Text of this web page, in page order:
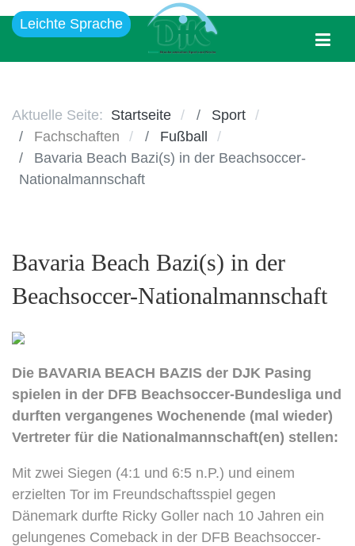
Leichte Sprache
Aktuelle Seite: Startseite
Sport
Fachschaften
Fußball
Bavaria Beach Bazi(s) in der Beachsoccer-
Nationalmannschaft
Bavaria Beach Bazi(s) in der
Beachsoccer-Nationalmannschaft
Die BAVARIA BEACH BAZIS der DJK Pasing
spielen in der DFB Beachsoccer-Bundesliga und
durften vergangenes Wochenende (mal wieder)
Vertreter für die Nationalmannschaft(en) stellen:
Mit zwei Siegen (4:1 und 6:5 n.P.) und einem
erzielten Tor im Freundschaftsspiel gegen
Dänemark durfte Ricky Goller nach 10 Jahren ein
gelungenes Comeback in der DFB Beachsoccer-